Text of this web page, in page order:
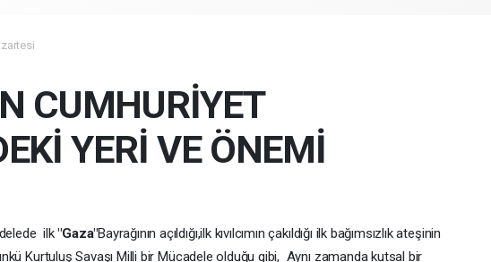
CUMHURİYET
YERİ VE ÖNEMİ
ilk"Gaza"Bayrağının açıldığı,ilk kıvılcımın çakıldığı ilk bağımsızlık ateşinin
Kurtuluş Savaşı Milli bir Mücadele olduğu gibi, Aynı zamanda kutsal bir